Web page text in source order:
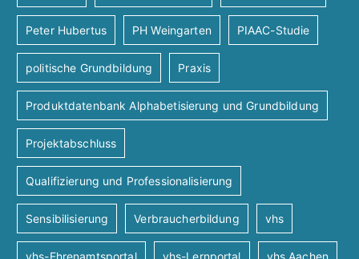
Peter Hubertus PH Weingarten PIAAC-Studie
politische Grundbildung Praxis
Produktdatenbank Alphabetisierung und Grundbildung
Projektabschluss
Qualifizierung und Professionalisierung
Sensibilisierung Verbraucherbildung vhs
vhs-Ehrenamtsportal vhs-Lernportal vhs Aachen